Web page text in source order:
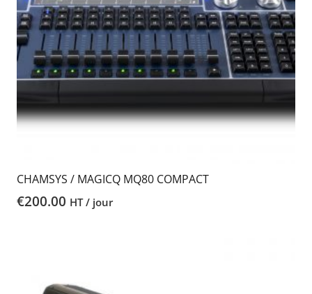
CHAMSYS / MAGICQ MQ80 COMPACT
€200.00 HT / jour